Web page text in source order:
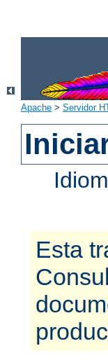
Apache > Servidor
Esta